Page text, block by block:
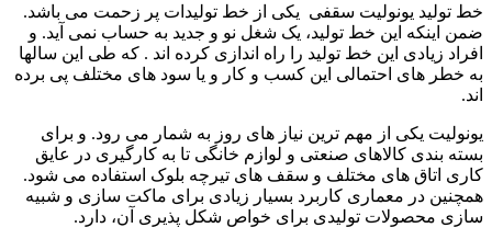
خط تولید یونولیت سقفی یکی از خط تولیدات پر زحمت می باشد.
ضمن اینکه این خط تولید، یک شغل نو و جدید به حساب نمی آید. و
افراد زیادی این خط تولید را راه اندازی کرده اند . که طی این سالها
به خطر های احتمالی این کسب و کار و یا سود های مختلف پی برده
اند.
یونولیت یکی از مهم ترین نیاز های روز به شمار می رود. و برای
بسته بندی کالاهای صنعتی و لوازم خانگی تا به کارگیری در عایق
کاری اتاق های مختلف و سقف های تیرچه بلوک استفاده می شود.
همچنین در معماری کاربرد بسیار زیادی برای ماکت سازی و شبیه
سازی محصولات تولیدی برای خواص شکل پذیری آن، دارد.